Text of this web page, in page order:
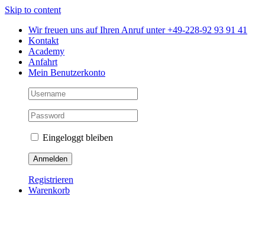
Skip to content
Wir freuen uns auf Ihren Anruf unter +49-228-92 93 91 41
Kontakt
Academy
Anfahrt
Mein Benutzerkonto
Eingeloggt bleiben
Registrieren
Warenkorb